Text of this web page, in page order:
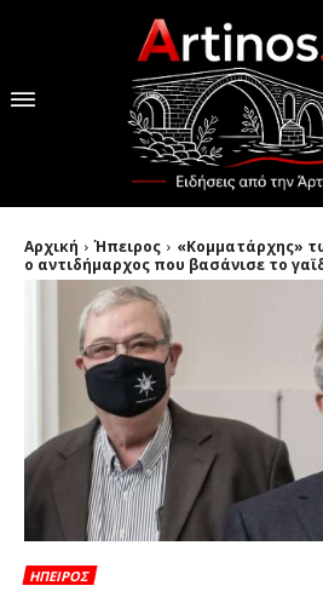
Αρχική Ήπειρος
«Κομματάρχης»
ο αντιδήμαρχος που βασάνισε το
ΗΠΕΙΡΟΣ